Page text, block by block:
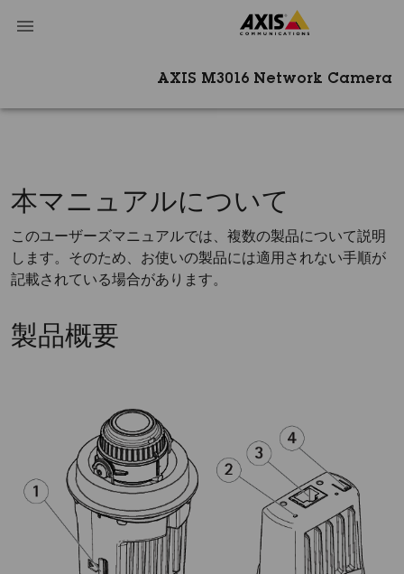
AXIS M3016 Network Camera
本マニュアルについて
このユーザーズマニュアルでは、複数の製品について説明
します。そのため、お使いの製品には適用されない手順が
記載されている場合があります。
製品概要